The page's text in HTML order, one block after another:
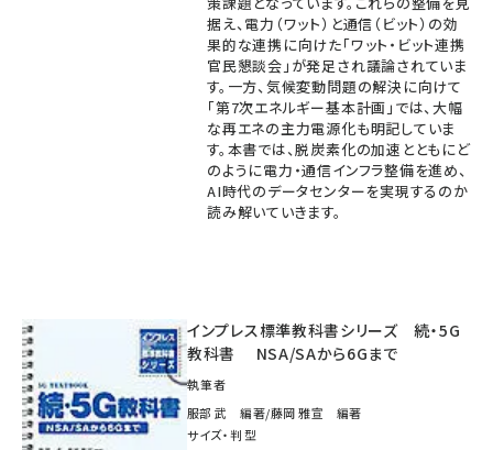
据え、電力（ワット）と通信（ビット）の効
果的な連携に向けた「ワット・ビット連携
官民懇談会」が発足され議論されていま
す。一方、気候変動問題の解決に向けて
「第7次エネルギー基本計画」では、大幅
な再エネの主力電源化も明記していま
す。本書では、脱炭素化の加速とともにど
のように電力・通信インフラ整備を進め、
AI時代のデータセンターを実現するのか
読み解いていきます。
インプレス標準教科書シリーズ 続・5G
教科書 NSA/SAから6Gまで
執筆者
服部 武 編著/藤岡 雅宣 編著
サイズ・判型